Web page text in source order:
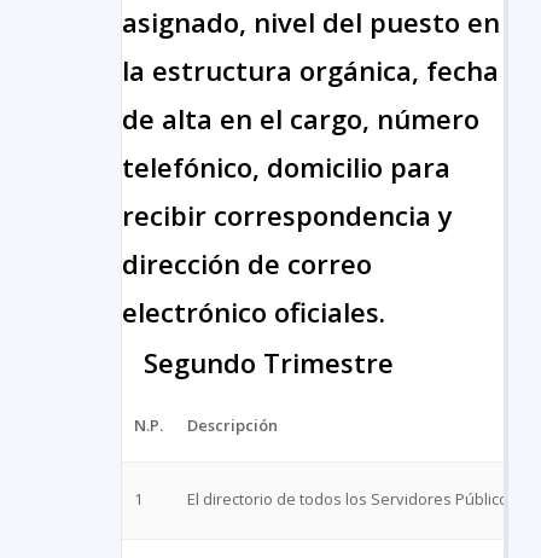
asignado, nivel del puesto en
la estructura orgánica, fecha
de alta en el cargo, número
telefónico, domicilio para
recibir correspondencia y
dirección de correo
electrónico oficiales.
Segundo Trimestre
N.P. Descripción
1 El directorio de todos los Servidores Públicos